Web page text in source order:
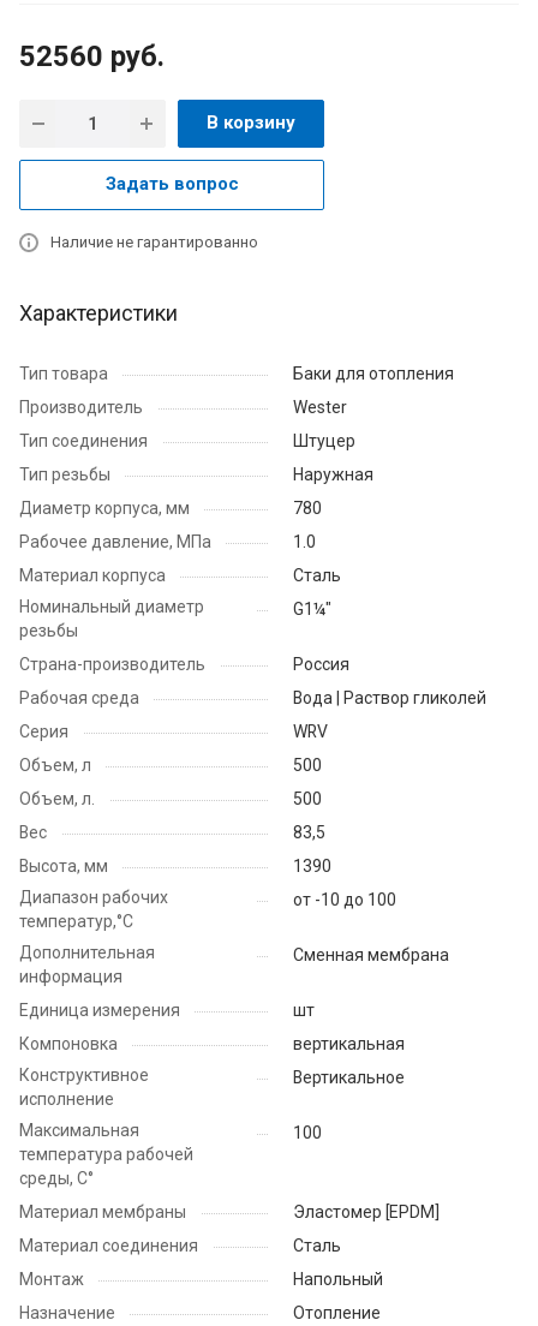
52560 руб.
В корзину
Задать вопрос
Наличие не гарантированно
Характеристики
Тип товара
Баки для отопления
Производитель
Wester
Тип соединения
Штуцер
Тип резьбы
Наружная
Диаметр корпуса, мм
780
Рабочее давление, МПа
1.0
Материал корпуса
Сталь
Номинальный диаметр
резьбы
G1¼"
Страна-производитель
Россия
Рабочая среда
Вода | Раствор гликолей
Серия
WRV
Объем, л
500
Объем, л.
500
Вес
83,5
Высота, мм
1390
Диапазон рабочих
температур,°С
от -10 до 100
Дополнительная
информация
Сменная мембрана
Единица измерения
шт
Компоновка
вертикальная
Конструктивное
исполнение
Вертикальное
Максимальная
температура рабочей
среды, С°
100
Материал мембраны
Эластомер [EPDM]
Материал соединения
Сталь
Монтаж
Напольный
Назначение
Отопление